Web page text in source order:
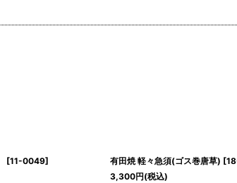
[11-0049]
有田焼 軽々急須(ゴス巻唐草) [
3,300円(税込)